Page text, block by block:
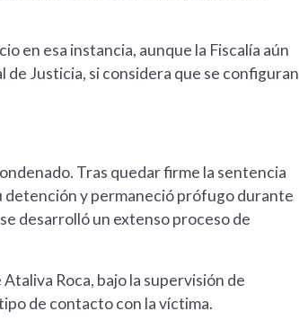
en esa instancia, aunque la Fiscalía aún
Justicia, si considera que se configuran
Tras quedar firme la sentencia
detención y permaneció prófugo durante
desarrolló un extenso proceso de
Roca, bajo la supervisión de
de contacto con la víctima.